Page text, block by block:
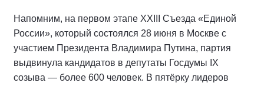
Напомним, на первом этапе XXIII Съезда «Единой
России», который состоялся 28 июня в Москве с
участием Президента Владимира Путина, партия
выдвинула кандидатов в депутаты Госдумы IX
созыва — более 600 человек. В пятёрку лидеров